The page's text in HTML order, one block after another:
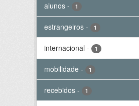
alunos - 1
estrangeiros - 1
internacional - 1
mobilidade - 1
recebidos - 1